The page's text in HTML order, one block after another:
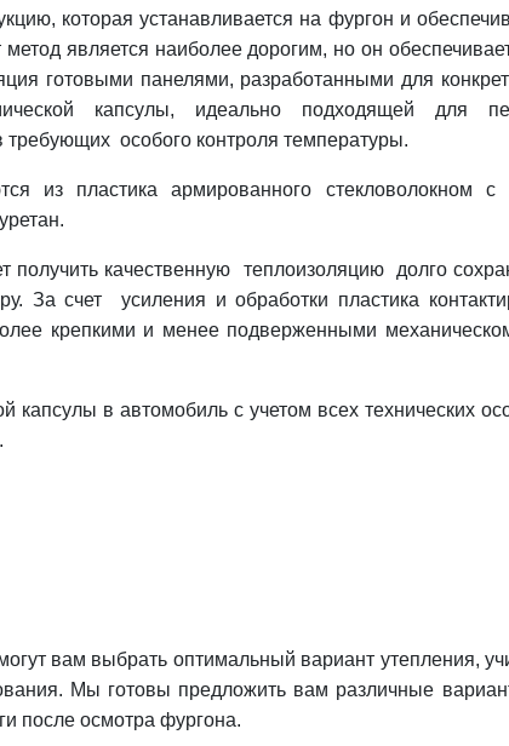
которая устанавливается на фургон и
метод является наиболее дорогим, но он
готовыми панелями, разработанными для
капсулы, идеально подходящей для
требующих особого контроля температуры.
из пластика армированного стекловолокном
получить качественную теплоизоляцию долго
За счет усиления и обработки пластика
крепкими и менее подверженными
капсулы в автомобиль с учетом всех технических
вам выбрать оптимальный вариант утепления,
Мы готовы предложить вам различные
после осмотра фургона.